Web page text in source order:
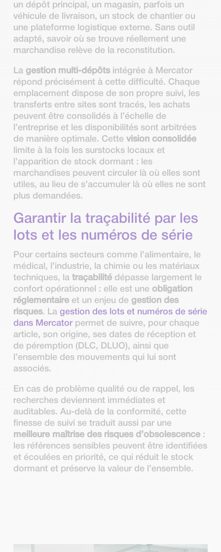
un dépôt principal, un magasin, parfois un
véhicule de livraison, un stock de chantier ou
une plateforme logistique externe. Sans outil
adapté, savoir où se trouve réellement une
marchandise relève de la reconstitution.
La gestion multi-dépôtsintégrée à Mercator
répond précisément à cette difficulté. Chaque
emplacement dispose de son propre suivi, les
transferts entre sites sont tracés, les achats
peuvent être consolidés à l’échelle de
l’entreprise et les disponibilités sont arbitrées
de manière optimale. Cette vision consolidée
limite à la fois les surstocks locaux et
l’apparition de stock dormant : les
marchandises peuvent circuler là où elles sont
utiles, au lieu de s’accumuler là où elles ne sont
plus demandées.
Garantir la traçabilité par les
lots et les numéros de série
Pour certains secteurs comme l’alimentaire, le
médical, l’industrie, la chimie ou les matériaux
techniques, la traçabilitédépasse largement le
confort opérationnel : elle est une obligation
réglementaireet un enjeu de gestion des
risques. La gestion des lots et numéros de série
dans Mercatorpermet de suivre, pour chaque
article, son origine, ses dates de réception et
de péremption (DLC, DLUO), ainsi que
l’ensemble des mouvements qui lui sont
associés.
En cas de problème qualité ou de rappel, les
recherches deviennent immédiates et
auditables. Au-delà de la conformité, cette
finesse de suivi se traduit aussi par une
meilleure maîtrise des risques d’obsolescence:
les références sensibles peuvent être identifiées
et écoulées en priorité, ce qui réduit le stock
dormant et préserve la valeur de l’ensemble.